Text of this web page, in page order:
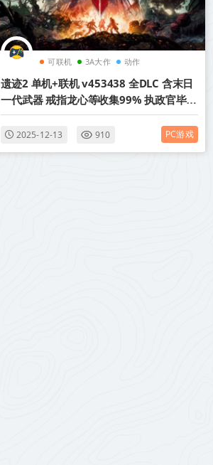
可联机 3A大作 动作
遗迹2 单机+联机 v453438 全DLC 含末日
一代武器 戒指龙心等收集99% 执政官毕业
存档 送修改器（Remnant II）中文版网
盘下载
2025-12-13 910 PC游戏